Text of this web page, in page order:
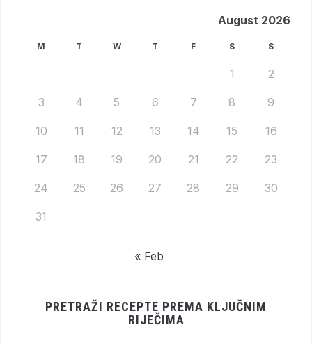
August 2026
M T W T F S S
1 2
3 4 5 6 7 8 9
10 11 12 13 14 15 16
17 18 19 20 21 22 23
24 25 26 27 28 29 30
31
« Feb
PRETRAŽI RECEPTE PREMA KLJUČNIM
RIJEČIMA